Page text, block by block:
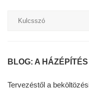
BLOG: A
Tervezéstől a